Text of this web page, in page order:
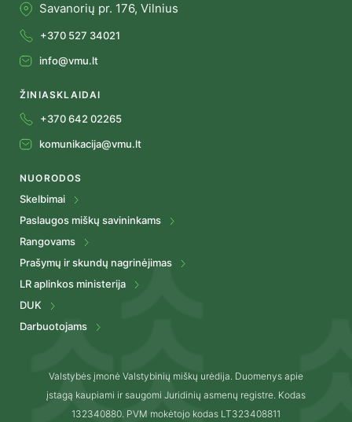
Savanorių pr. 176, Vilnius
+370 527 34021
info@vmu.lt
ŽINIASKLAIDAI
+370 642 02265
komunikacija@vmu.lt
NUORODOS
Skelbimai
Paslaugos miškų savininkams
Rangovams
Prašymų ir skundų nagrinėjimas
LR aplinkos ministerija
DUK
Darbuotojams
Valstybės įmonė Valstybinių miškų urėdija. Duomenys apie
įstagą kaupiami ir saugomi Juridinių asmenų registre. Kodas
132340880. PVM mokėtojo kodas LT323408811